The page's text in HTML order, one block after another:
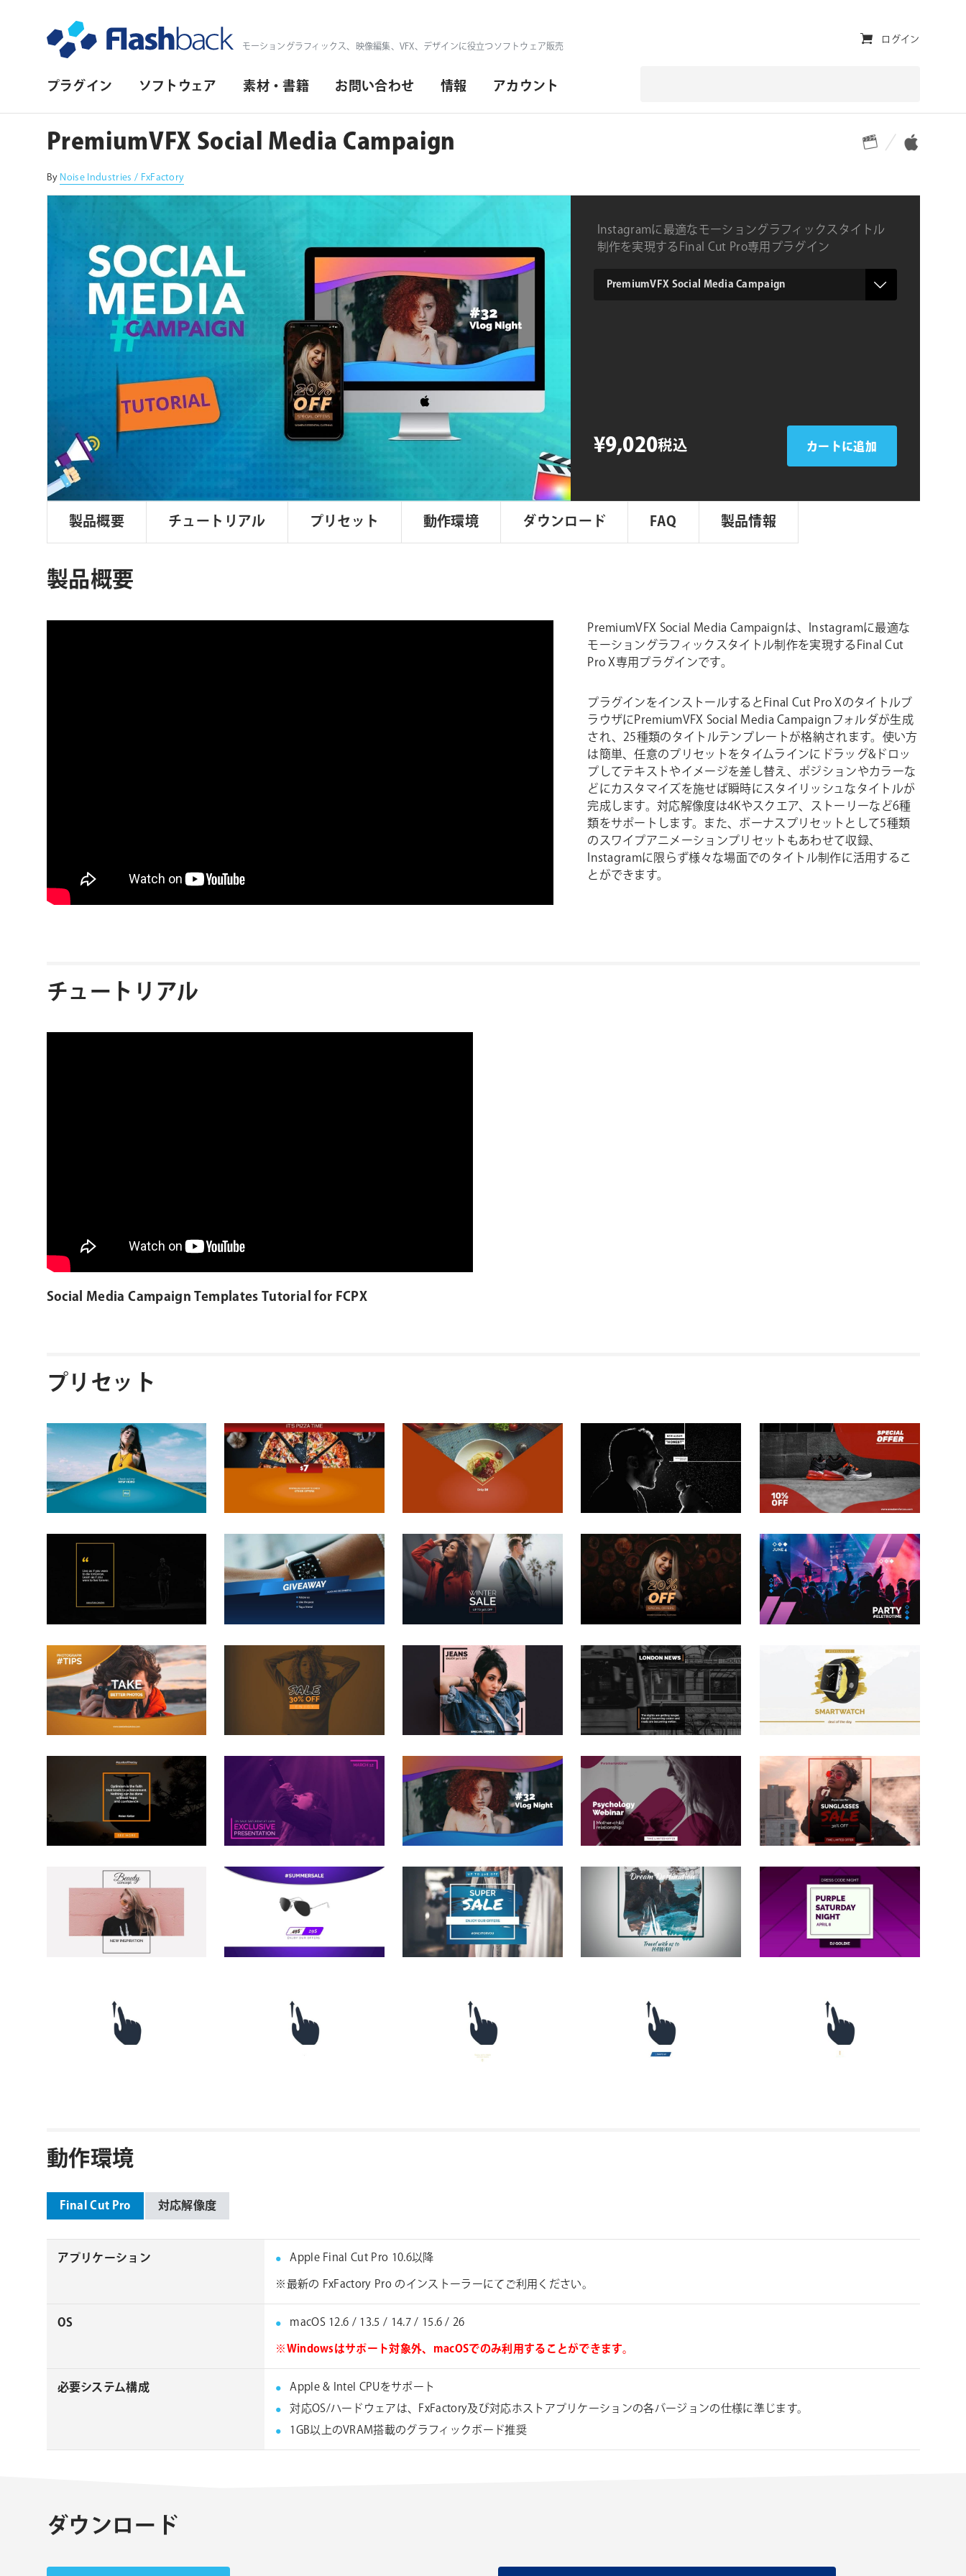
モーショングラフィックス、映像編集、VFX、デザインに役立つソフトウェア販売
プ
イ
マ
リ・
プラグイン ソフトウェア 素材・書籍 お問い合わせ 情報 アカウント
ユ
ィ
リ
ィ・
ナ
ゲ
ー
ログイン
PremiumVFX Social Media Campaign 対応プラットフォーム 対応OS
By Noise Industries / FxFactory
Instagramに最適なモーショングラフィックスタイトル
制作を実現するFinal Cut Pro専用プラグイン
type
¥9,020税込 カートに追加
製品概要 チュートリアル プリセット 動作環境 ダウンロード FAQ 製品情報
製品概要
PremiumVFX Social Media Campaignは、Instagramに最適な
モーショングラフィックスタイトル制作を実現するFinal Cut
Pro X専用プラグインです。
プラグインをインストールするとFinal Cut Pro Xのタイトルブ
ラウザにPremiumVFX Social Media Campaignフォルダが生成
され、25種類のタイトルテンプレートが格納されます。使い方
は簡単、任意のプリセットをタイムラインにドラッグ&ドロッ
プしてテキストやイメージを差し替え、ポジションやカラーな
どにカスタマイズを施せば瞬時にスタイリッシュなタイトルが
完成します。対応解像度は4Kやスクエア、ストーリーなど6種
類をサポートします。また、ボーナスプリセットとして5種類
のスワイプアニメーションプリセットもあわせて収録、
Instagramに限らず様々な場面でのタイトル制作に活用するこ
とができます。
チュートリアル
Social Media Campaign Templates Tutorial for FCPX
プリセット
動作環境
Final Cut Pro 対応解像度
アプリケーション
Apple Final Cut Pro 10.6以降
※最新の FxFactory Pro のインストーラーにてご利用ください。
OS
macOS 12.6 / 13.5 / 14.7 / 15.6 / 26
※Windowsはサポート対象外、macOSでのみ利用することができます。
必要システム構成
Apple & Intel CPUをサポート
対応OS/ハードウェアは、FxFactory及び対応ホストアプリケーションの各バージョンの仕様に準じます。
1GB以上のVRAM搭載のグラフィックボード推奨
ダウンロード